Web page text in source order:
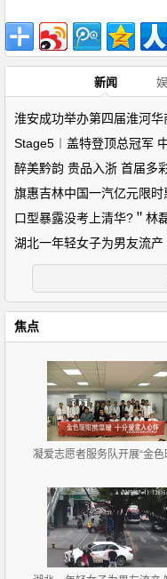
新闻
Stage5︱盖特登顶总冠军
醉美黔韵 贵品入浙 首届多
旗惠吉林中国一汽亿元限
口型暴露没考上清华?＂林
湖北一年轻女子为男友流
焦点
凝爱志愿者服务队开展“金色暖秋，爱不残缺”志愿